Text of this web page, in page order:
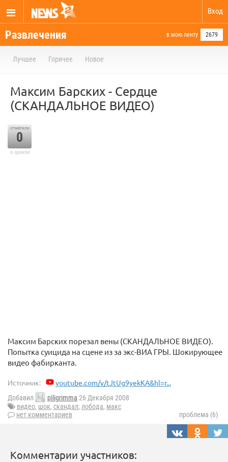
Вход
Развлечения в мою ленту 2679
Лучшее Горячее Новое
Максим Барских - Сердце
(СКАНДАЛЬНОЕ ВИДЕО)
отметили
0
в архиве
Максим Барских порезал вены (СКАНДАЛЬНОЕ ВИДЕО).
Попытка суицида на сцене из за экс-ВИА ГРЫ. Шокирующее
видео фабирканта.
Источник: youtube.com/v/tJtUg9yekKA&hl=r...
Добавил piligrimma 26 Декабря 2008
видео, шок, скандал, лобода, макс
нет комментариев
проблема (6)
Комментарии участников: